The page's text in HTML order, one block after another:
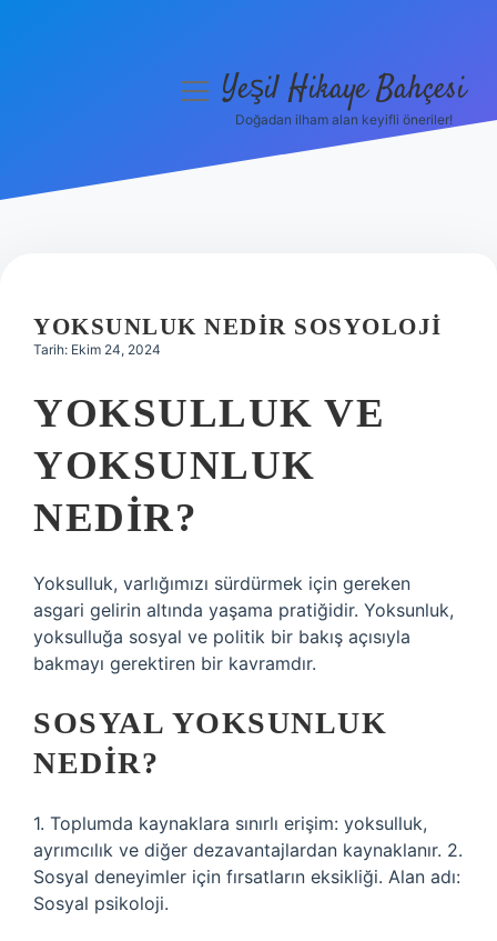
Hakkımızda
menüyüYeşil Hikaye Bahçesi
Doğadan ilham alan keyifli öneriler!
YOKSUNLUK NEDIR SOSYOLOJI
Tarih: Ekim 24, 2024
YOKSULLUK VE
YOKSUNLUK
NEDIR?
Yoksulluk, varlığımızı sürdürmek için gereken
asgari gelirin altında yaşama pratiğidir. Yoksunluk,
yoksulluğa sosyal ve politik bir bakış açısıyla
bakmayı gerektiren bir kavramdır.
SOSYAL YOKSUNLUK
NEDIR?
1. Toplumda kaynaklara sınırlı erişim: yoksulluk,
ayrımcılık ve diğer dezavantajlardan kaynaklanır. 2.
Sosyal deneyimler için fırsatların eksikliği. Alan adı:
Sosyal psikoloji.